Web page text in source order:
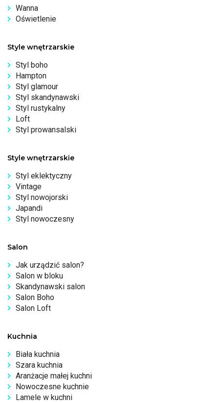
Wanna
Oświetlenie
Style wnętrzarskie
Styl boho
Hampton
Styl glamour
Styl skandynawski
Styl rustykalny
Loft
Styl prowansalski
Style wnętrzarskie
Styl eklektyczny
Vintage
Styl nowojorski
Japandi
Styl nowoczesny
Salon
Jak urządzić salon?
Salon w bloku
Skandynawski salon
Salon Boho
Salon Loft
Kuchnia
Biała kuchnia
Szara kuchnia
Aranżacje małej kuchni
Nowoczesne kuchnie
Lamele w kuchni